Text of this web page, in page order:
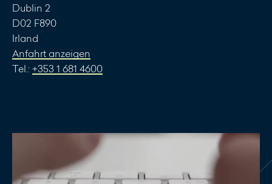
Dublin 2
D02 F890
Irland
Anfahrt anzeigen
Tel.: +353 1 681 4600